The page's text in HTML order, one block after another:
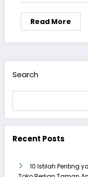
Read More
Search
Recent Posts
10 Istilah Penting